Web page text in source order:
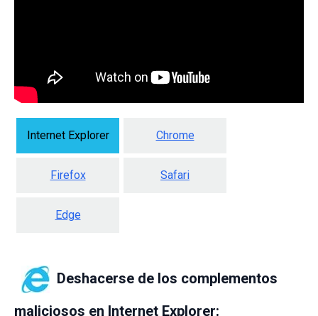
Internet Explorer Chrome
Firefox Safari
Edge
Deshacerse de los complementos
maliciosos en Internet Explorer: